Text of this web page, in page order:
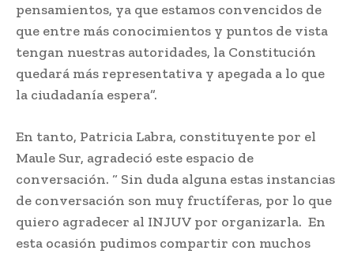
pensamientos, ya que estamos convencidos de
que entre más conocimientos y puntos de vista
tengan nuestras autoridades, la Constitución
quedará más representativa y apegada a lo que
la ciudadanía espera”.
En tanto, Patricia Labra, constituyente por el
Maule Sur, agradeció este espacio de
conversación. “ Sin duda alguna estas instancias
de conversación son muy fructíferas, por lo que
quiero agradecer al INJUV por organizarla. En
esta ocasión pudimos compartir con muchos